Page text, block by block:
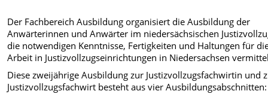
Der Fachbereich Ausbildung organisiert die Ausbildung der
Anwärterinnen und Anwärter im niedersächsischen
die notwendigen Kenntnisse, Fertigkeiten und Haltungen für
Arbeit in Justizvollzugseinrichtungen in Niedersachsen
Diese zweijährige Ausbildung zur Justizvollzugsfachwirtin und
Justizvollzugsfachwirt besteht aus vier Ausbildungsabschnitten: